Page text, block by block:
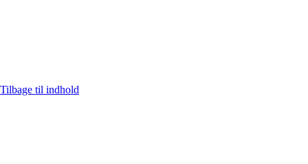
Tilbage til indhold